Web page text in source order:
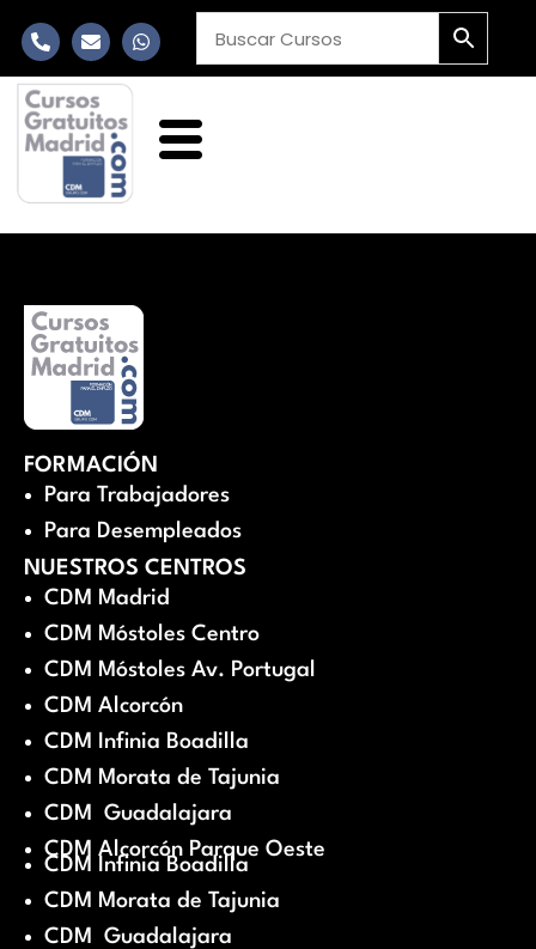
FORMACIÓN
Para Trabajadores
Para Desempleados
NUESTROS CENTROS
CDM Madrid
CDM Móstoles Centro
CDM Móstoles Av. Portugal
CDM Alcorcón
CDM Infinia Boadilla
CDM Morata de Tajunia
CDM Guadalajara
CDM Alcorcón Parque Oeste
CDM Infinia Boadilla
CDM Morata de Tajunia
CDM Guadalajara